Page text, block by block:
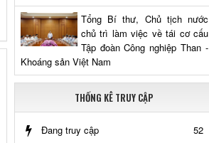
Tổng Bí thư, Chủ tịch nước
chủ trì làm việc về tái cơ cấu
Tập đoàn Công nghiệp Than -
Khoáng sản Việt Nam
THỐNG KÊ TRUY CẬP
Đang truy cập
52